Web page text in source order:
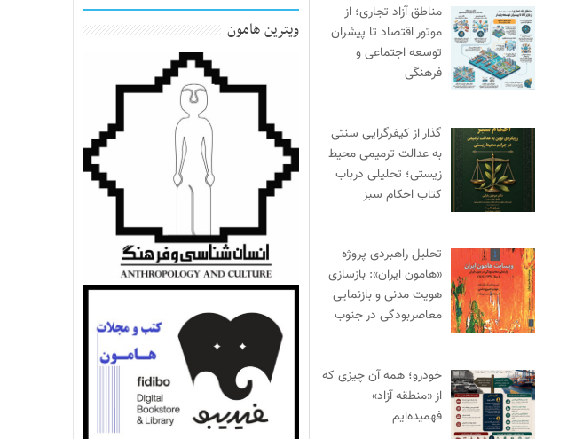
ویترین هامون
مناطق آزاد تجاری؛ از
موتور اقتصاد تا پیشران
توسعه اجتماعی و
فرهنگی
گذار از کیفرگرایی سنتی
به عدالت ترمیمی محیط‌
زیستی؛ تحلیلی درباب
کتاب احکام سبز
تحلیل راهبردی پروژه
«هامون ایران»: بازسازی
هویت مدنی و بازنمایی
معاصربودگی در جنوب
خودرو؛ همه آن چیزی که
از «منطقه آزاد»
فهمیده‌ایم